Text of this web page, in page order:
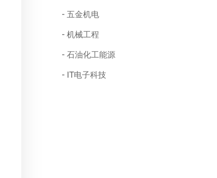
五金机电
机械工程
石油化工能源
IT电子科技